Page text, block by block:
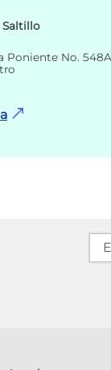
Saltillo
Poniente No. 548A